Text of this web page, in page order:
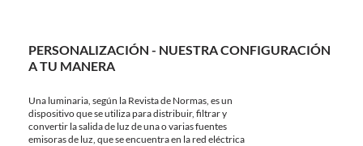
PERSONALIZACIÓN - NUESTRA CONFIGURACIÓN
A TU MANERA
Una luminaria, según la Revista de Normas, es un
dispositivo que se utiliza para distribuir, filtrar y
convertir la salida de luz de una o varias fuentes
emisoras de luz, que se encuentra en la red eléctrica